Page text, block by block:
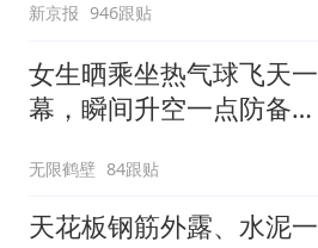
新京报 946跟贴
女生晒乘坐热气球飞天一
幕，瞬间升空一点防备都
无限鹤壁 84跟贴